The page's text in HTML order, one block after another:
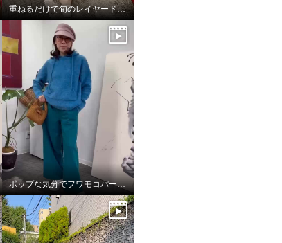
重ねるだけで旬のレイヤードスタイル完成👌
ポップな気分でフワモコパーカー